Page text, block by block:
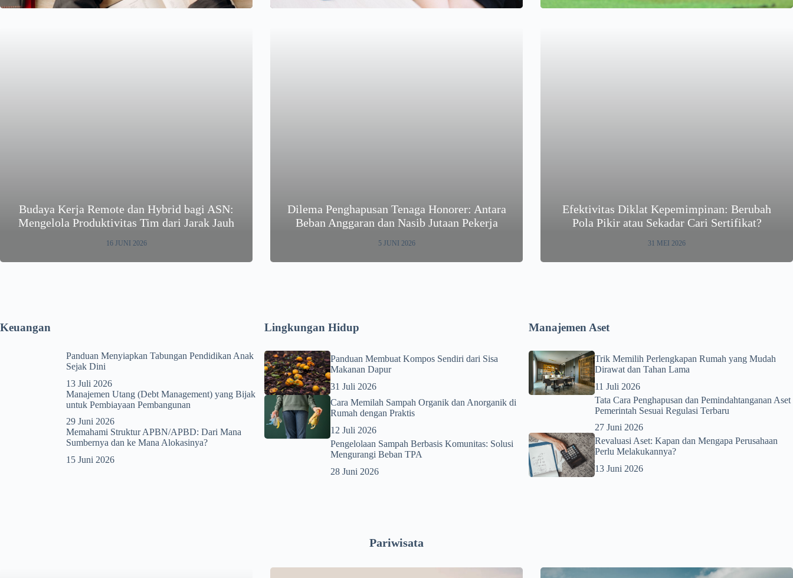
Budaya Kerja Remote dan Hybrid bagi ASN:
Mengelola Produktivitas Tim dari Jarak Jauh
16 JUNI 2026
Dilema Penghapusan Tenaga Honorer: Antara
Beban Anggaran dan Nasib Jutaan Pekerja
5 JUNI 2026
Efektivitas Diklat Kepemimpinan: Berubah
Pola Pikir atau Sekadar Cari Sertifikat?
31 MEI 2026
Keuangan
Panduan Menyiapkan Tabungan Pendidikan Anak
Sejak Dini
13 Juli 2026
Manajemen Utang (Debt Management) yang Bijak
untuk Pembiayaan Pembangunan
29 Juni 2026
Memahami Struktur APBN/APBD: Dari Mana
Sumbernya dan ke Mana Alokasinya?
15 Juni 2026
Lingkungan Hidup
Panduan Membuat Kompos Sendiri dari Sisa
Makanan Dapur
31 Juli 2026
Cara Memilah Sampah Organik dan Anorganik di
Rumah dengan Praktis
12 Juli 2026
Pengelolaan Sampah Berbasis Komunitas: Solusi
Mengurangi Beban TPA
28 Juni 2026
Manajemen Aset
Trik Memilih Perlengkapan Rumah yang Mudah
Dirawat dan Tahan Lama
11 Juli 2026
Tata Cara Penghapusan dan Pemindahtanganan Aset
Pemerintah Sesuai Regulasi Terbaru
27 Juni 2026
Revaluasi Aset: Kapan dan Mengapa Perusahaan
Perlu Melakukannya?
13 Juni 2026
Pariwisata